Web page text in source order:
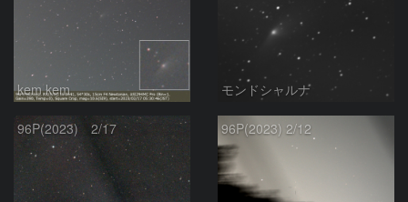
kem.kem モンドシャルナ
96P(2023) 2/17 96P(2023) 2/12